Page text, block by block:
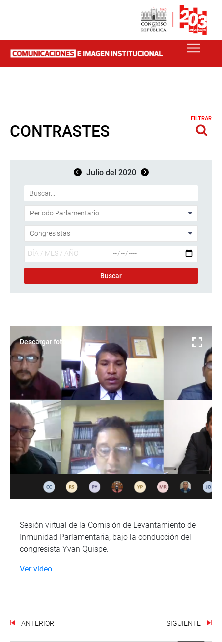
CONTRASTES
FILTRAR
Julio del 2020
Descargar foto
Sesión virtual de la Comisión de Levantamiento de
Inmunidad Parlamentaria, bajo la conducción del
congresista Yvan Quispe.
Ver vídeo
ANTERIOR SIGUIENTE